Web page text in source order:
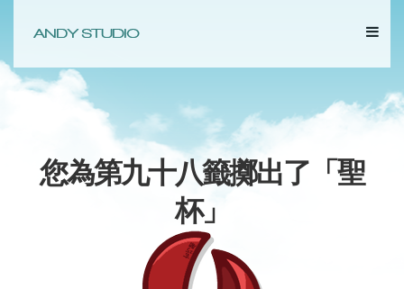
您為第九十八籤擲出了「聖
杯」